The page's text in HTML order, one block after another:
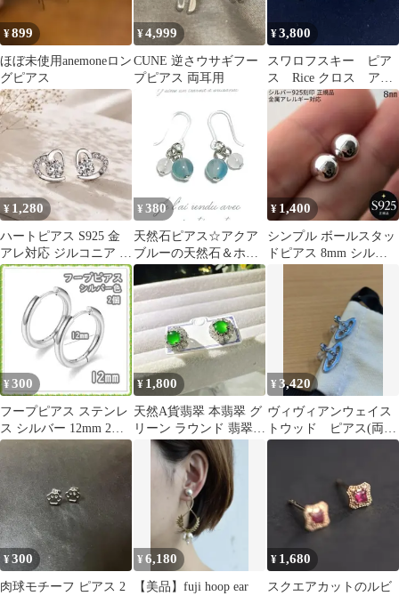
¥899
ほぼ未使用anemoneロン
グピアス
¥4,999
CUNE 逆さウサギフー
プピアス 両耳用
¥3,800
スワロフスキー ピア
ス Rice クロス アク
アマリン ドロップ
正規品 極美品
¥ 1,280
ハートピアス S925 金
アレ対応 ジルコニア 韓
国 上品 高見え
¥ 380
天然石ピアス☆アクア
ブルーの天然石＆ホワ
イトクォーツ☆樹脂ピ
アス
¥ 1,400
シンプル ボールスタッ
ドピアス 8mm シルバ
¥ 300
フープピアス ステンレ
ス シルバー 12mm 2個
メンズ ディース
¥ 1,800
天然A貨翡翠 本翡翠 グ
リーン ラウンド 翡翠ピ
アス 華やか綺麗
¥3,420
ヴィヴィアンウェイス
トウッド ピアス(両耳
用) ブルーx銀色
¥300
肉球モチーフ ピアス 2
¥6,180
【美品】fuji hoop ear
¥ 1,680
スクエアカットのルビ